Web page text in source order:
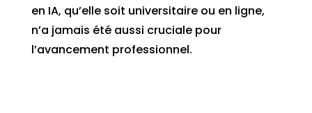
en IA, qu’elle soit universitaire ou en ligne,
n’a jamais été aussi cruciale pour
l’avancement professionnel.